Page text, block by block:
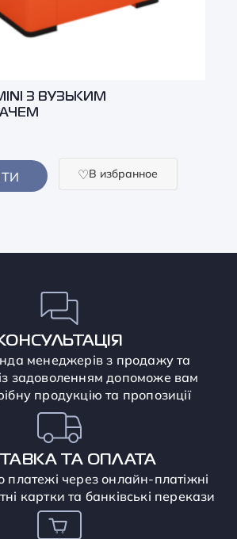
З ВУЗЬКИМ
В избранное
менеджерів з продажу та
із задоволенням допоможе вам
продукцію та пропозиції
ТА ОПЛАТА
через онлайн-платіжні
картки та банківські перекази